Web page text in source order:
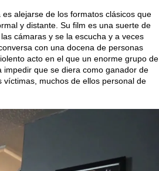
alejarse de los formatos clásicos que
y distante. Su film es una suerte de
cámaras y se la escucha y a veces
con una docena de personas
acto en el que un enorme grupo de
que se diera como ganador de
víctimas, muchos de ellos personal de